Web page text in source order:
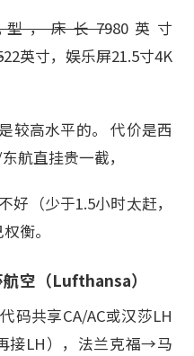
，床长7980英寸
22英寸，娱乐屏21.5寸4K
较高水平的。 代价是西
航直挂贵一截，
（少于1.5小时太赶，
衡。
空（Lufthansa）
码共享CA/AC或汉莎LH
接LH），法兰克福→马